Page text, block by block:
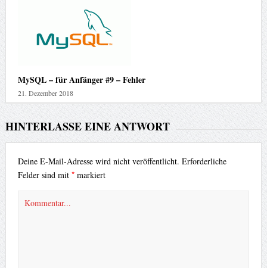
MySQL – für Anfänger #9 – Fehler
21. Dezember 2018
HINTERLASSE EINE ANTWORT
Deine E-Mail-Adresse wird nicht veröffentlicht. Erforderliche
Felder sind mit *markiert